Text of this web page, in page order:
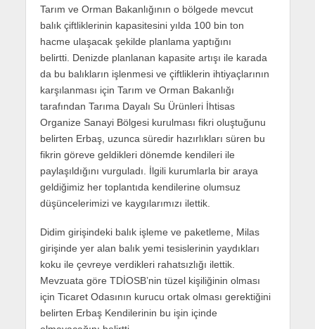
Tarım ve Orman Bakanlığının o bölgede mevcut
balık çiftliklerinin kapasitesini yılda 100 bin ton
hacme ulaşacak şekilde planlama yaptığını
belirtti. Denizde planlanan kapasite artışı ile karada
da bu balıkların işlenmesi ve çiftliklerin ihtiyaçlarının
karşılanması için Tarım ve Orman Bakanlığı
tarafından Tarıma Dayalı Su Ürünleri İhtisas
Organize Sanayi Bölgesi kurulması fikri oluştuğunu
belirten Erbaş, uzunca süredir hazırlıkları süren bu
fikrin göreve geldikleri dönemde kendileri ile
paylaşıldığını vurguladı. İlgili kurumlarla bir araya
geldiğimiz her toplantıda kendilerine olumsuz
düşüncelerimizi ve kaygılarımızı ilettik.
Didim girişindeki balık işleme ve paketleme, Milas
girişinde yer alan balık yemi tesislerinin yaydıkları
koku ile çevreye verdikleri rahatsızlığı ilettik.
Mevzuata göre TDİOSB’nin tüzel kişiliğinin olması
için Ticaret Odasının kurucu ortak olması gerektiğini
belirten Erbaş Kendilerinin bu işin içinde